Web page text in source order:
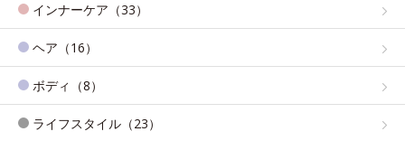
インナーケア（33）
ヘア（16）
ボディ（8）
ライフスタイル（23）